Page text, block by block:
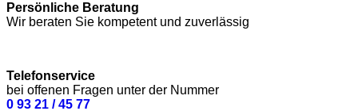
Persönliche Beratung
Wir beraten Sie kompetent und zuverlässig
Telefonservice
bei offenen Fragen unter der Nummer
0 93 21 / 45 77